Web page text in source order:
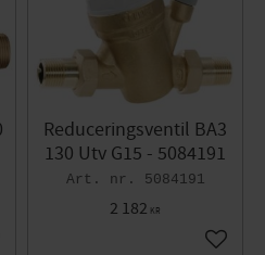
till i favoriter
Reduceringsventil BA3
130 Utv G15 - 5084191
5084191
2 182 KR
Lägg